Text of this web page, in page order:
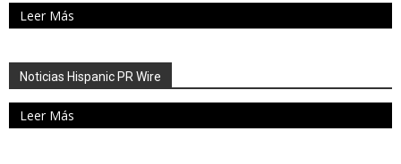
Leer Más
Noticias Hispanic PR Wire
Leer Más